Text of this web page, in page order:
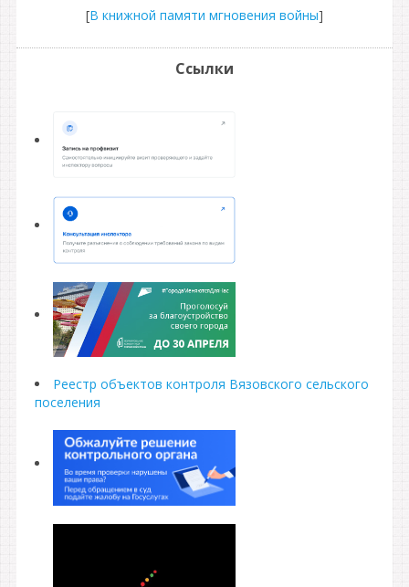
[В книжной памяти мгновения войны]
Ссылки
Реестр объектов контроля Вязовского сельского
поселения